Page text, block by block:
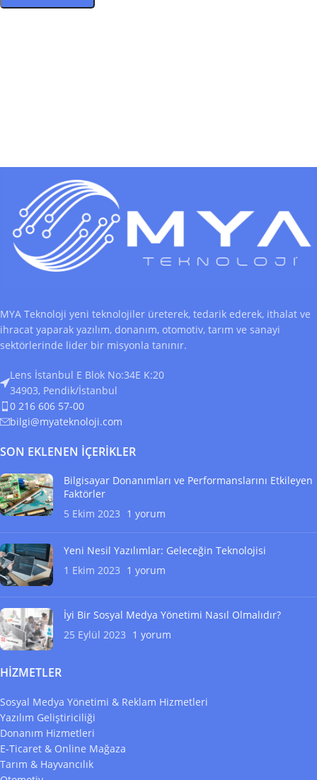
MYA Teknoloji yeni teknolojiler üreterek, tedarik ederek, ithalat ve
ihracat yaparak yazılım, donanım, otomotiv, tarım ve sanayi
sektörlerinde lider bir misyonla tanınır.
Lens İstanbul E Blok No:34E K:20
34903, Pendik/İstanbul
0 216 606 57-00
bilgi@myateknoloji.com
SON EKLENEN İÇERIKLER
Bilgisayar Donanımları ve Performanslarını Etkileyen
Faktörler
5 Ekim 2023 1 yorum
Yeni Nesil Yazılımlar: Geleceğin Teknolojisi
1 Ekim 2023 1 yorum
İyi Bir Sosyal Medya Yönetimi Nasıl Olmalıdır?
25 Eylül 2023 1 yorum
HIZMETLER
Sosyal Medya Yönetimi & Reklam Hizmetleri
Yazılım Geliştiriciliği
Donanım Hizmetleri
E-Ticaret & Online Mağaza
Tarım & Hayvancılık